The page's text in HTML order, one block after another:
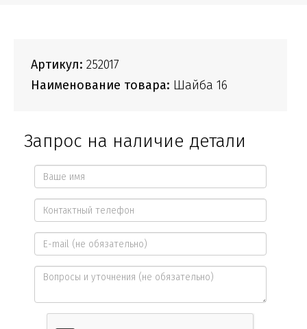
Артикул: 252017
Наименование товара: Шайба 16
Запрос на наличие детали
Ваше
имя
*
Контактный
телефон
*
E-
mail
Вопросы